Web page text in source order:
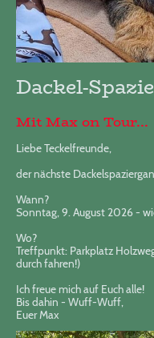
Dackel-
Mit Max on Tour...
Liebe Teckelfreunde,
der nächste
Wann?
Sonntag, 9. August 2026 -
Wo?
Treffpunkt: Parkplatz
durch fahren!)
Ich freue mich auf Euch alle!
Bis dahin - Wuff-Wuff,
Euer Max